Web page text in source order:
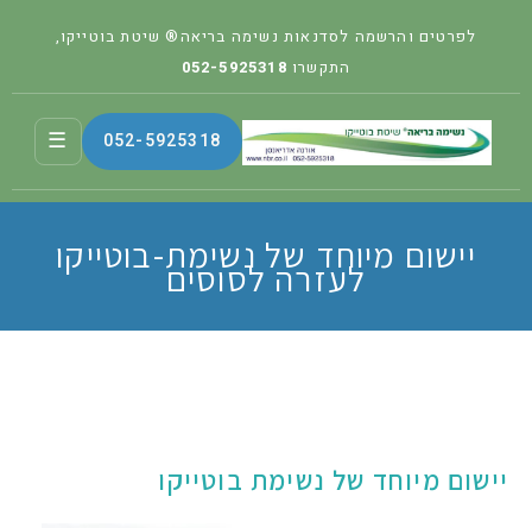
לפרטים והרשמה לסדנאות נשימה בריאה® שיטת בוטייקו,
התקשרו 052-5925318
052-5925318
☰
יישום מיוחד של נשימת-בוטייקו
לעזרה לסוסים
יישום מיוחד של נשימת בוטייקו